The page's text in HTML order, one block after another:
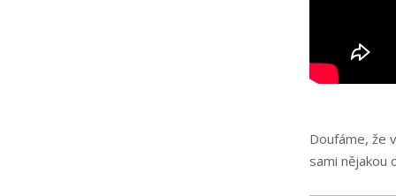
Doufáme, že
sami nějakou